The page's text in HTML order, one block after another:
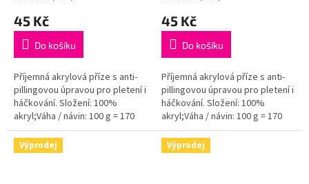
45 Kč
Do košíku
Příjemná akrylová příze s anti-
pillingovou úpravou pro pletení i
háčkování. Složení: 100%
akryl;Váha / návin: 100 g = 170
m;Doporučená velikost jehlic /...
45 Kč
Do košíku
Příjemná akrylová příze s anti-
pillingovou úpravou pro pletení i
háčkování. Složení: 100%
akryl;Váha / návin: 100 g = 170
m;Doporučená velikost jehlic /...
Výprodej Výprodej